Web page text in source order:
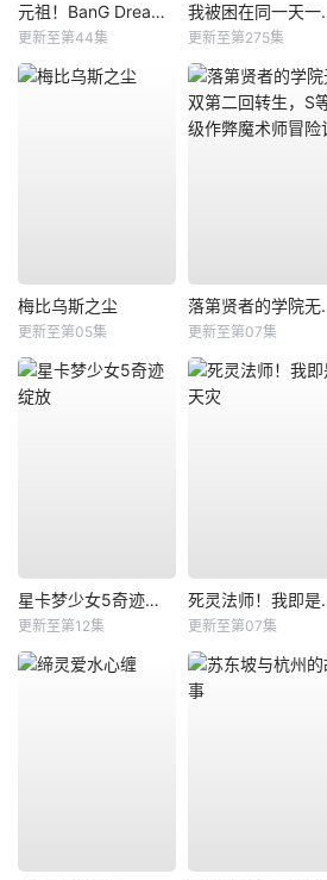
元祖！BanG Dream酱
更新至第44集
我被困
更新至第275集
梅比乌斯之尘
更新至第05集
落第贤者的学院
更新至第07集
星卡梦少女5奇迹绽放
更新至第12集
死灵
更新至第07集